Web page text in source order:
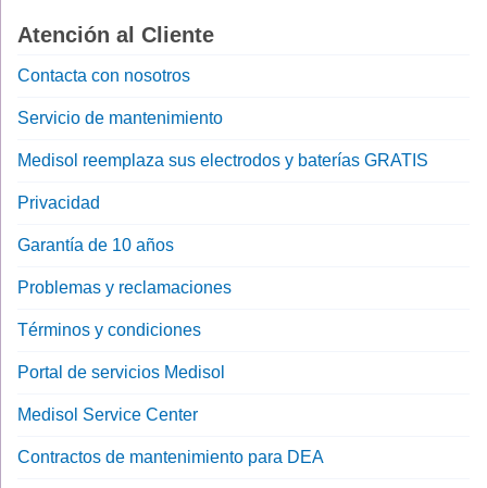
Atención al Cliente
Contacta con nosotros
Servicio de mantenimiento
Medisol reemplaza sus electrodos y baterías GRATIS
Privacidad
Garantía de 10 años
Problemas y reclamaciones
Términos y condiciones
Portal de servicios Medisol
Medisol Service Center
Contractos de mantenimiento para DEA